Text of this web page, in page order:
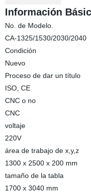
Información
No. de Modelo.
CA-1325/1530/2030/2040
Condición
Nuevo
Proceso de dar un título
ISO, CE
CNC o no
CNC
voltaje
220V
área de trabajo de x,y,z
1300 x 2500 x 200 mm
tamaño de la tabla
1700 x 3040 mm